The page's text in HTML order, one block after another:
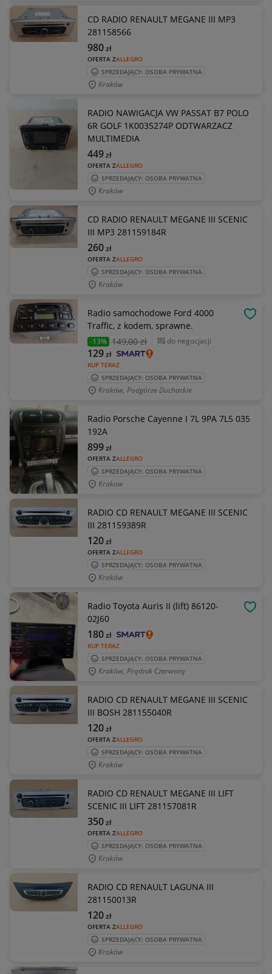
CD RADIO RENAULT MEGANE III MP3
281158566
OFERTA ZALLEGRO
980zł
SPRZEDAJĄCY: OSOBA PRYWATNA
Kraków
RADIO NAWIGACJA VW PASSAT B7 POLO
6R GOLF 1K0035274P ODTWARZACZ
MULTIMEDIA
OFERTA ZALLEGRO
449zł
SPRZEDAJĄCY: OSOBA PRYWATNA
Kraków
CD RADIO RENAULT MEGANE III SCENIC
III MP3 281159184R
OFERTA ZALLEGRO
260zł
SPRZEDAJĄCY: OSOBA PRYWATNA
Kraków
Radio samochodowe Ford 4000
Traffic, z kodem, sprawne.
-13% 149,00 zł do negocjacji
KUP TERAZ
129zł
SPRZEDAJĄCY: OSOBA PRYWATNA
Kraków, Podgórze Duchackie
Radio Porsche Cayenne I 7L 9PA 7L5 035
192A
OFERTA ZALLEGRO
899zł
SPRZEDAJĄCY: OSOBA PRYWATNA
Krakow
RADIO CD RENAULT MEGANE III SCENIC
III 281159389R
OFERTA ZALLEGRO
120zł
SPRZEDAJĄCY: OSOBA PRYWATNA
Kraków
Radio Toyota Auris II (lift) 86120-
02J60
KUP TERAZ
180zł
SPRZEDAJĄCY: OSOBA PRYWATNA
Kraków, Prądnik Czerwony
RADIO CD RENAULT MEGANE III SCENIC
III BOSH 281155040R
OFERTA ZALLEGRO
120zł
SPRZEDAJĄCY: OSOBA PRYWATNA
Kraków
RADIO CD RENAULT MEGANE III LIFT
SCENIC III LIFT 281157081R
OFERTA ZALLEGRO
350zł
SPRZEDAJĄCY: OSOBA PRYWATNA
Kraków
RADIO CD RENAULT LAGUNA III
281150013R
OFERTA ZALLEGRO
120zł
SPRZEDAJĄCY: OSOBA PRYWATNA
Kraków